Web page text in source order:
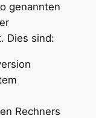
genannten
Dies sind:
Rechners